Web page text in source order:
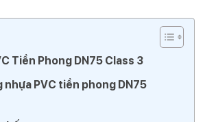
Tiền Phong DN75 Class 3
nhựa PVC tiền phong DN75